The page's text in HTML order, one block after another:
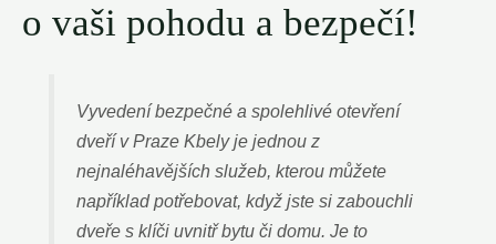
o vaši pohodu a bezpečí!
Vyvedení bezpečné a spolehlivé otevření
dveří v Praze Kbely je jednou z
nejnaléhavějších služeb, kterou můžete
například potřebovat, když jste si zabouchli
dveře s klíči uvnitř bytu či domu. Je to